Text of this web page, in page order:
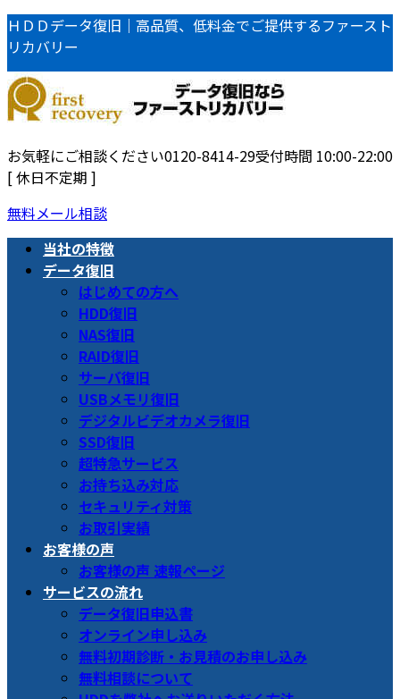
コ
ン
テ
ン
ツ
ス
キ
プ
ナ
ビ
ゲ
ー
シ
ン
に
動
ＨＤＤデータ復旧｜高品質、低料金でご提供するファースト
リカバリー
お気軽にご相談ください0120-8414-29受付時間 10:00-22:00
[ 休日不定期 ]
無料メール相談
当社の特徴
データ復旧
はじめての方へ
HDD復旧
NAS復旧
RAID復旧
サーバ復旧
USBメモリ復旧
デジタルビデオカメラ復旧
SSD復旧
超特急サービス
お持ち込み対応
セキュリティ対策
お取引実績
お客様の声
お客様の声 速報ページ
サービスの流れ
データ復旧申込書
オンライン申し込み
無料初期診断・お見積のお申し込み
無料相談について